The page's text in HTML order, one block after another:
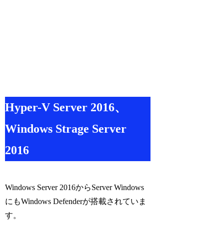
Hyper-V Server 2016、
Windows Strage Server
2016
Windows Server 2016からServer Windows
にもWindows Defenderが搭載されていま
す。